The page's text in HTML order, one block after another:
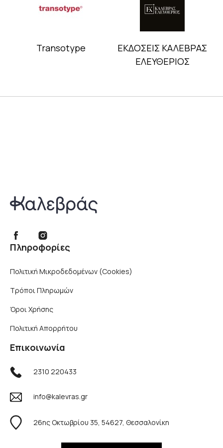
Transotype
ΕΚΔΟΣΕΙΣ ΚΑΛΕΒΡΑΣ
ΕΛΕΥΘΕΡΙΟΣ
Πληροφορίες
Πολιτική Μικροδεδομένων (Cookies)
Τρόποι Πληρωμών
Όροι Χρήσης
Πολιτική Απορρήτου
Επικοινωνία
2310 220433
info@kalevras.gr
26ης Οκτωβρίου 35, 54627, Θεσσαλονίκη